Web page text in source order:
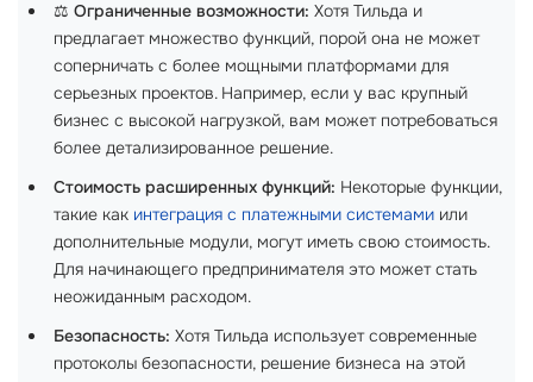
⚖️ Ограниченные возможности: Хотя Тильда и
предлагает множество функций, порой она не может
соперничать с более мощными платформами для
серьезных проектов. Например, если у вас крупный
бизнес с высокой нагрузкой, вам может потребоваться
более детализированное решение.
Стоимость расширенных функций: Некоторые функции,
такие как интеграция с платежными системами или
дополнительные модули, могут иметь свою стоимость.
Для начинающего предпринимателя это может стать
неожиданным расходом.
Безопасность: Хотя Тильда использует современные
протоколы безопасности, решение бизнеса на этой